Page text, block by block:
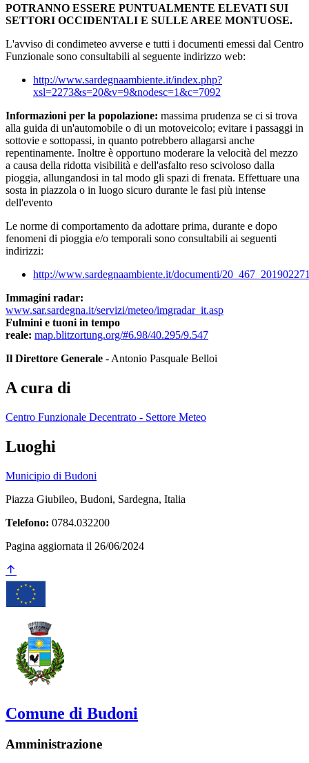
POTRANNO ESSERE PUNTUALMENTE ELEVATI SUI
SETTORI OCCIDENTALI E SULLE AREE MONTUOSE.
L'avviso di condimeteo avverse e tutti i documenti emessi dal Centro
Funzionale sono consultabili al seguente indirizzo web:
http://www.sardegnaambiente.it/index.php?
xsl=2273&s=20&v=9&nodesc=1&c=7092
Informazioni per la popolazione: massima prudenza se ci si trova
alla guida di un'automobile o di un motoveicolo; evitare i passaggi in
sottovie e sottopassi, in quanto potrebbero allagarsi anche
repentinamente. Inoltre è opportuno moderare la velocità del mezzo
a causa della ridotta visibilità e dell'asfalto reso scivoloso dalla
pioggia, allungandosi in tal modo gli spazi di frenata. Effettuare una
sosta in piazzola o in luogo sicuro durante le fasi più intense
dell'evento
Le norme di comportamento da adottare prima, durante e dopo
fenomeni di pioggia e/o temporali sono consultabili ai seguenti
indirizzi:
http://www.sardegnaambiente.it/documenti/
Immagini radar:
www.sar.sardegna.it/servizi/meteo/imgradar_it.asp
Fulmini e tuoni in tempo
reale: map.blitzortung.org/#6.98/40.295/9.547
Il Direttore Generale - Antonio Pasquale Belloi
A cura di
Centro Funzionale Decentrato - Settore Meteo
Luoghi
Municipio di Budoni
Piazza Giubileo, Budoni, Sardegna, Italia
Telefono: 0784.032200
Pagina aggiornata il 26/06/2024
Comune di Budoni
Amministrazione